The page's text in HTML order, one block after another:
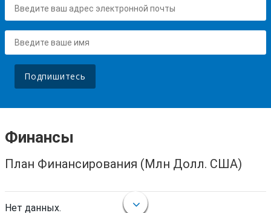
Подпишитесь
Финансы
План Финансирования (Млн Долл. США)
Нет данных.